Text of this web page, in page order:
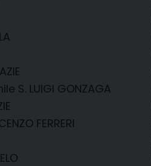
S. LUIGI GONZAGA
FERRERI